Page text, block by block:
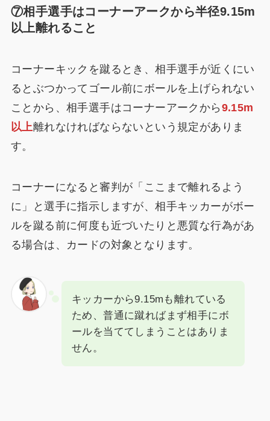
⑦相手選手はコーナーアークから半径9.15m
以上離れること
コーナーキックを蹴るとき、相手選手が近くにい
るとぶつかってゴール前にボールを上げられない
ことから、相手選手はコーナーアークから 9.15m
以上離れなければならないという規定がありま
す。
コーナーになると審判が「ここまで離れるよう
に」と選手に指示しますが、相手キッカーがボー
ルを蹴る前に何度も近づいたりと悪質な行為があ
る場合は、カードの対象となります。
キッカーから9.15mも離れている
ため、普通に蹴ればまず相手にボ
ールを当ててしまうことはありま
せん。